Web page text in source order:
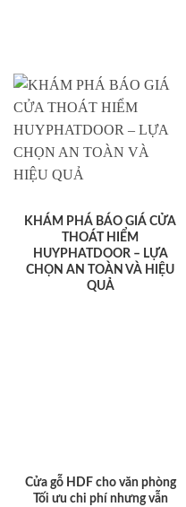
KHÁM PHÁ BÁO GIÁ CỬA
THOÁT HIỂM
HUYPHATDOOR – LỰA
CHỌN AN TOÀN VÀ HIỆU
QUẢ
Cửa gỗ HDF cho văn phòng
Tối ưu chi phí nhưng vẫn